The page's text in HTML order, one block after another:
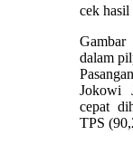
cek
dalam
Jokowi
cepat
TPS